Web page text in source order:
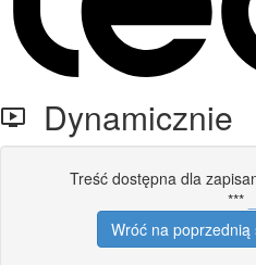
Dynamicznie
Treść dostępna dla
***
Wróć na